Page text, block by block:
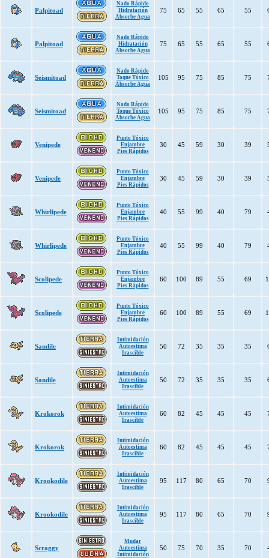
Palpitoad
Nado Rápido
Hidratación
Absorbe Agua
75 65 55 65 55
Palpitoad
Nado Rápido
Hidratación
Absorbe Agua
75 65 55 65 55
Seismitoad
Nado Rápido
Toque Tóxico
Absorbe Agua
105 95 75 85 75
Seismitoad
Nado Rápido
Toque Tóxico
Absorbe Agua
105 95 75 85 75
Venipede
Punto Tóxico
Enjambre
Pies Rápidos
30 45 59 30 39
Venipede
Punto Tóxico
Enjambre
Pies Rápidos
30 45 59 30 39
Whirlipede
Punto Tóxico
Enjambre
Pies Rápidos
40 55 99 40 79
Whirlipede
Punto Tóxico
Enjambre
Pies Rápidos
40 55 99 40 79
Scolipede
Punto Tóxico
Enjambre
Pies Rápidos
60 100 89 55 69
Scolipede
Punto Tóxico
Enjambre
Pies Rápidos
60 100 89 55 69
Sandile
Intimidación
Autoestima
Irascible
50 72 35 35 35
Sandile
Intimidación
Autoestima
Irascible
50 72 35 35 35
Krokorok
Intimidación
Autoestima
Irascible
60 82 45 45 45
Krokorok
Intimidación
Autoestima
Irascible
60 82 45 45 45
Krookodile
Intimidación
Autoestima
Irascible
95 117 80 65 70
Krookodile
Intimidación
Autoestima
Irascible
95 117 80 65 70
Scraggy
Mudar
Autoestima
Intimidación
50 75 70 35 70